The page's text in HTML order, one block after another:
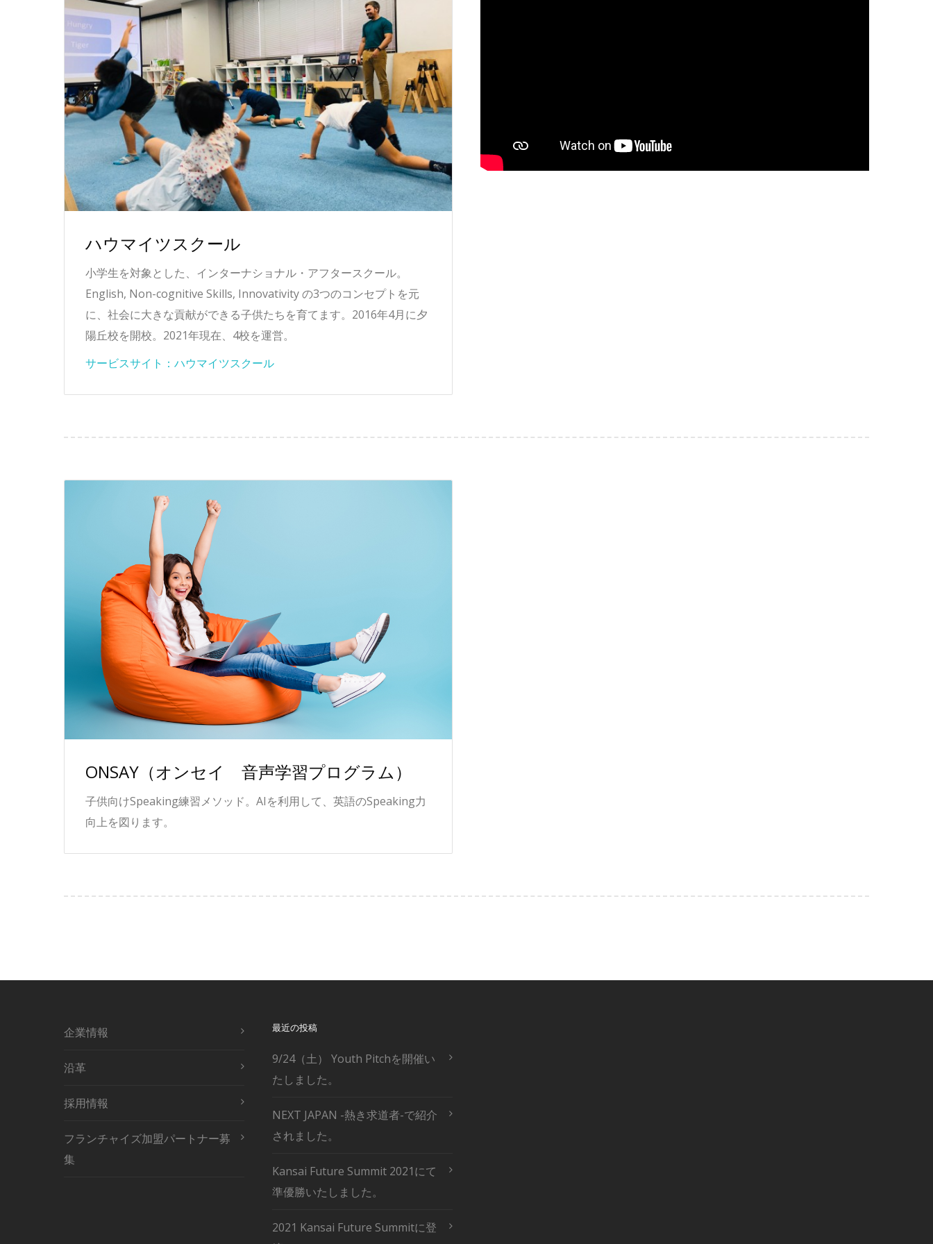
ハウマイツスクール
小学生を対象とした、インターナショナル・アフタースクール。
English, Non-cognitive Skills, Innovativity の3つのコンセプトを元
に、社会に大きな貢献ができる子供たちを育てます。2016年4月に夕
陽丘校を開校。2021年現在、4校を運営。
サービスサイト：ハウマイツスクール
ONSAY（オンセイ 音声学習プログラム）
子供向けSpeaking練習メソッド。AIを利用して、英語のSpeaking力
向上を図ります。
企業情報
沿革
採用情報
フランチャイズ加盟パートナー募
集
最近の投稿
9/24（土） Youth Pitchを開催い
たしました。
NEXT JAPAN -熱き求道者-で紹介
されました。
Kansai Future Summit 2021にて
準優勝いたしました。
2021 Kansai Future Summitに登